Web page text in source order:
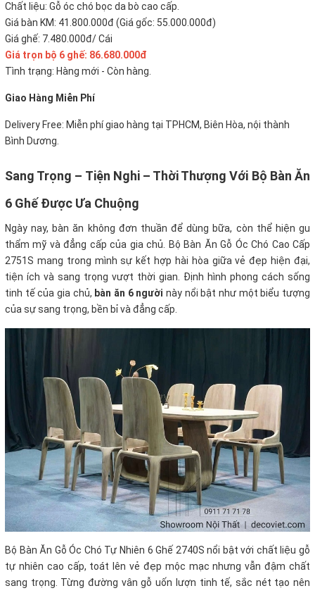
Chất liệu: Gỗ óc chó bọc da bò cao cấp.
Giá bàn KM: 41.800.000đ (Giá gốc: 55.000.000đ)
Giá ghế: 7.480.000đ/ Cái
Giá trọn bộ 6 ghế: 86.680.000đ
Tình trạng: Hàng mới - Còn hàng.
Giao Hàng Miễn Phí
Delivery Free: Miễn phí giao hàng tại TPHCM, Biên Hòa, nội thành
Bình Dương.
Sang Trọng – Tiện Nghi – Thời Thượng Với Bộ Bàn Ăn
6 Ghế Được Ưa Chuộng
Ngày nay, bàn ăn không đơn thuần để dùng bữa, còn thể hiện gu
thẩm mỹ và đẳng cấp của gia chủ. Bộ Bàn Ăn Gỗ Óc Chó Cao Cấp
2751S mang trong mình sự kết hợp hài hòa giữa vẻ đẹp hiện đại,
tiện ích và sang trọng vượt thời gian. Định hình phong cách sống
tinh tế của gia chủ, bàn ăn 6 người này nổi bật như một biểu tượng
của sự sang trọng, bền bỉ và đẳng cấp.
Bộ Bàn Ăn Gỗ Óc Chó Tự Nhiên 6 Ghế 2740S nổi bật với chất liệu gỗ
tự nhiên cao cấp, toát lên vẻ đẹp mộc mạc nhưng vẫn đậm chất
sang trọng. Từng đường vân gỗ uốn lượn tinh tế, sắc nét tạo nên